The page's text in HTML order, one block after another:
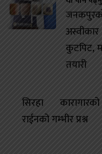
कुटपिट,
तयारी
सिरहा
राईनको गम्भीर प्रश्न